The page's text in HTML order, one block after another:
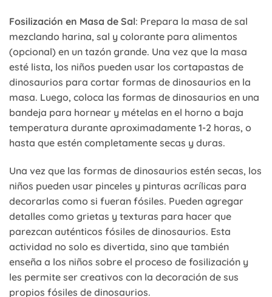
Fosilización en Masa de Sal: Prepara la masa de sal
mezclando harina, sal y colorante para alimentos
(opcional) en un tazón grande. Una vez que la masa
esté lista, los niños pueden usar los cortapastas de
dinosaurios para cortar formas de dinosaurios en la
masa. Luego, coloca las formas de dinosaurios en una
bandeja para hornear y mételas en el horno a baja
temperatura durante aproximadamente 1-2 horas, o
hasta que estén completamente secas y duras.
Una vez que las formas de dinosaurios estén secas, los
niños pueden usar pinceles y pinturas acrílicas para
decorarlas como si fueran fósiles. Pueden agregar
detalles como grietas y texturas para hacer que
parezcan auténticos fósiles de dinosaurios. Esta
actividad no solo es divertida, sino que también
enseña a los niños sobre el proceso de fosilización y
les permite ser creativos con la decoración de sus
propios fósiles de dinosaurios.